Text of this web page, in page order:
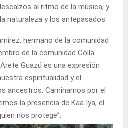
al ritmo de la música, y
naturaleza y los antepasados.
hermano de la comunidad
de la comunidad Colla
Guazú es una expresión
espiritualidad y el
ancestros. Caminamos por el
la presencia de Kaa Iya, el
nos protege”.